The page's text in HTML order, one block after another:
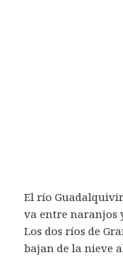
El río Guadalquivir
va entre naranjos
Los dos ríos de
bajan de la nieve